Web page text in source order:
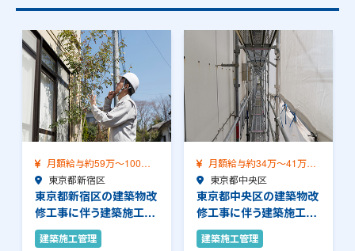
月額給与約34万～41万
（前職給与保証）…
東京都中央区
東京都中央区の建築物改
修工事に伴う建築施工管
理のお仕事です。…
建築施工管理
月額給与約42万～58万
（前職給与保証）…
東京都中央区
東京都中央区の建築物改
修工事に伴う建築施工管
理のお仕事です。…
建築施工管理